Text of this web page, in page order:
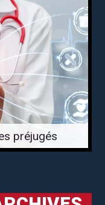
préjugés